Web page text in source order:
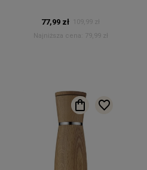
77,99 zł
109,99 zł
Najniższa cena:
79,99 zł